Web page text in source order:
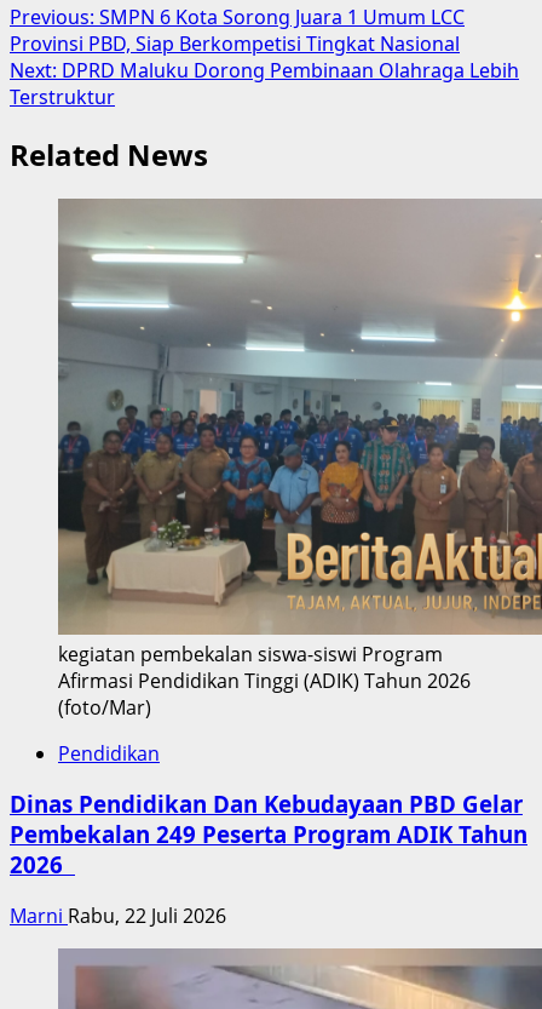
Post
navigation
Previous: SMPN 6 Kota Sorong Juara 1 Umum LCC
Provinsi PBD, Siap Berkompetisi Tingkat Nasional
Next: DPRD Maluku Dorong Pembinaan Olahraga Lebih
Terstruktur
Related News
kegiatan pembekalan siswa-siswi Program
Afirmasi Pendidikan Tinggi (ADIK) Tahun 2026
(foto/Mar)
Pendidikan
Dinas Pendidikan Dan Kebudayaan PBD Gelar
Pembekalan 249 Peserta Program ADIK Tahun
2026
Marni Rabu, 22 Juli 2026